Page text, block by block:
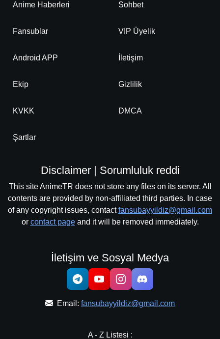
Anime Haberleri Sohbet
Fansublar VIP Üyelik
Android APP İletişim
Ekip Gizlilik
KVKK DMCA
Şartlar
Disclaimer | Sorumluluk reddi
This site AnimeTR does not store any files on its server. All
contents are provided by non-affiliated third parties. In case
of any copyright issues, contactfansubayyildiz@gmail.com
or contact pageand it will be removed immediately.
İletişim ve Sosyal Medya
Email: fansubayyildiz@gmail.com
A - Z Listesi :